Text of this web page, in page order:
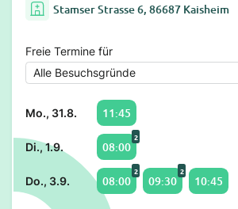
Stamser Strasse 6, 86687 Kaisheim
Freie Termine für
Mo., 31.8. 11:45
Di., 1.9. 08:00
2
Do., 3.9. 08:00
2
09:30
2
10:45